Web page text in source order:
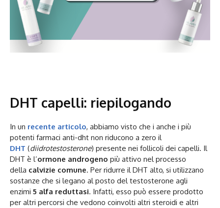
DHT capelli: riepilogando
In un recente articolo, abbiamo visto che i anche i più
potenti farmaci anti-dht non riducono a zero il
DHT (diidrotestosterone) presente nei follicoli dei capelli. Il
DHT è l’ormone androgeno più attivo nel processo
della calvizie comune. Per ridurre il DHT alto, si utilizzano
sostanze che si legano al posto del testosterone agli
enzimi 5 alfa reduttasi. Infatti, esso può essere prodotto
per altri percorsi che vedono coinvolti altri steroidi e altri